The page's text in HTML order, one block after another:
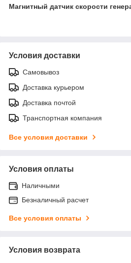
Магнитный датчик скорости
Условия доставки
Самовывоз
Доставка курьером
Доставка почтой
Транспортная компания
Все условия доставки
Условия оплаты
Наличными
Безналичный расчет
Все условия оплаты
Условия возврата